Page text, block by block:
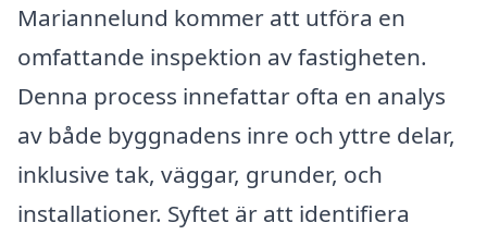
Mariannelund kommer att utföra en
omfattande inspektion av fastigheten.
Denna process innefattar ofta en analys
av både byggnadens inre och yttre delar,
inklusive tak, väggar, grunder, och
installationer. Syftet är att identifiera